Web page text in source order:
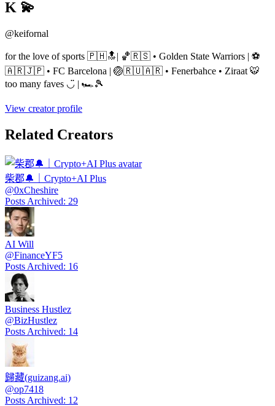
K 💫
@keifornal
for the love of sports 🇵🇭🔝| 🏀🇷🇸 • Golden State Warriors | ⚽️
🇦🇷🇯🇵 • FC Barcelona | 🏐🇷🇺🇦🇷 • Fenerbahce • Ziraat 🐯
too many faves ◡̈ | 🏎️🎾
View creator profile
Related Creators
柴郡🔔｜Crypto+AI Plus
@0xCheshire
Posts Archived: 29
AI Will
@FinanceYF5
Posts Archived: 16
Business Hustlez
@BizHustlez
Posts Archived: 14
歸藏(guizang.ai)
@op7418
Posts Archived: 12